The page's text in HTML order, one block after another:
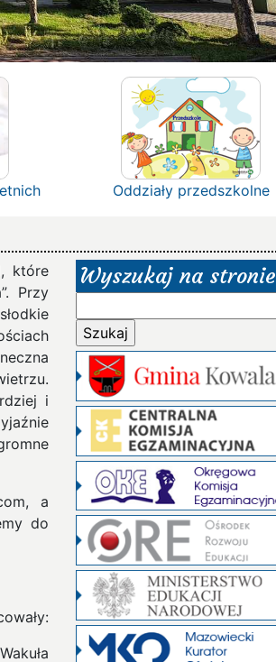
Oddziały przedszkolne
które
Przy
i
a
do
Wyszukaj na stronie